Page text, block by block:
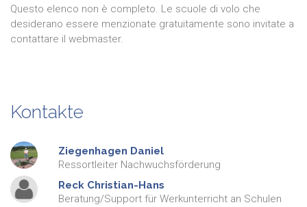
Questo elenco non è completo. Le scuole di volo che
desiderano essere menzionate gratuitamente sono invitate a
contattare il webmaster.
Kontakte
Ziegenhagen Daniel
Ressortleiter Nachwuchsförderung
Reck Christian-Hans
Beratung/Support für Werkunterricht an Schulen